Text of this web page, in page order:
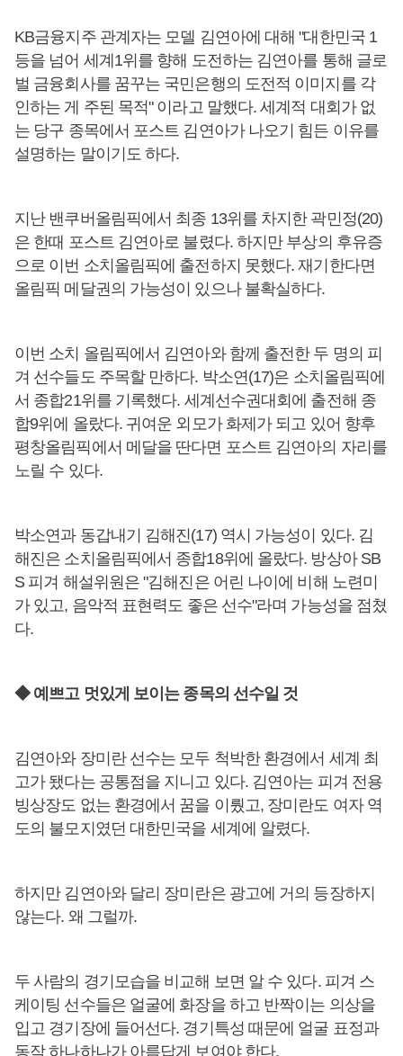
KB금융지주 관계자는 모델 김연아에 대해 "대한민국 1
등을 넘어 세계1위를 향해 도전하는 김연아를 통해 글로
벌 금융회사를 꿈꾸는 국민은행의 도전적 이미지를 각
인하는 게 주된 목적" 이라고 말했다. 세계적 대회가 없
는 당구 종목에서 포스트 김연아가 나오기 힘든 이유를
설명하는 말이기도 하다.
지난 밴쿠버올림픽에서 최종 13위를 차지한 곽민정(20)
은 한때 포스트 김연아로 불렸다. 하지만 부상의 후유증
으로 이번 소치올림픽에 출전하지 못했다. 재기한다면
올림픽 메달권의 가능성이 있으나 불확실하다.
이번 소치 올림픽에서 김연아와 함께 출전한 두 명의 피
겨 선수들도 주목할 만하다. 박소연(17)은 소치올림픽에
서 종합21위를 기록했다. 세계선수권대회에 출전해 종
합9위에 올랐다. 귀여운 외모가 화제가 되고 있어 향후
평창올림픽에서 메달을 딴다면 포스트 김연아의 자리를
노릴 수 있다.
박소연과 동갑내기 김해진(17) 역시 가능성이 있다. 김
해진은 소치올림픽에서 종합18위에 올랐다. 방상아 SB
S 피겨 해설위원은 "김해진은 어린 나이에 비해 노련미
가 있고, 음악적 표현력도 좋은 선수"라며 가능성을 점쳤
다.
◆ 예쁘고 멋있게 보이는 종목의 선수일 것
김연아와 장미란 선수는 모두 척박한 환경에서 세계 최
고가 됐다는 공통점을 지니고 있다. 김연아는 피겨 전용
빙상장도 없는 환경에서 꿈을 이뤘고, 장미란도 여자 역
도의 불모지였던 대한민국을 세계에 알렸다.
하지만 김연아와 달리 장미란은 광고에 거의 등장하지
않는다. 왜 그럴까.
두 사람의 경기모습을 비교해 보면 알 수 있다. 피겨 스
케이팅 선수들은 얼굴에 화장을 하고 반짝이는 의상을
입고 경기장에 들어선다. 경기특성 때문에 얼굴 표정과
동작 하나하나가 아름답게 보여야 한다.